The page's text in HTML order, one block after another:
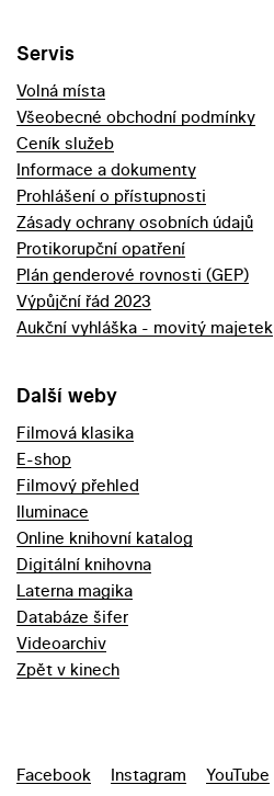
Servis
Volná místa
Všeobecné obchodní podmínky
Ceník služeb
Informace a dokumenty
Prohlášení o přístupnosti
Zásady ochrany osobních údajů
Protikorupční opatření
Plán genderové rovnosti (GEP)
Výpůjční řád 2023
Aukční vyhláška - movitý majetek
Další weby
Filmová klasika
E-shop
Filmový přehled
Iluminace
Online knihovní katalog
Digitální knihovna
Laterna magika
Databáze šifer
Videoarchiv
Zpět v kinech
Facebook Instagram YouTube